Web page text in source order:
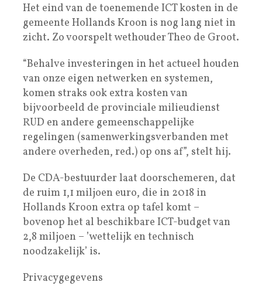
Het eind van de toenemende ICT kosten in de
gemeente Hollands Kroon is nog lang niet in
zicht. Zo voorspelt wethouder Theo de Groot.
“Behalve investeringen in het actueel houden
van onze eigen netwerken en systemen,
komen straks ook extra kosten van
bijvoorbeeld de provinciale milieudienst
RUD en andere gemeenschappelijke
regelingen (samenwerkingsverbanden met
andere overheden, red.) op ons af”, stelt hij.
De CDA-bestuurder laat doorschemeren, dat
de ruim 1,1 miljoen euro, die in 2018 in
Hollands Kroon extra op tafel komt –
bovenop het al beschikbare ICT-budget van
2,8 miljoen – ’wettelijk en technisch
noodzakelijk’ is.
Privacygegevens